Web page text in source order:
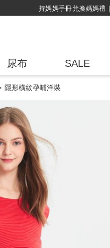
持媽媽手冊兌換媽媽禮
尿布 SALE
隱形橫紋孕哺洋裝